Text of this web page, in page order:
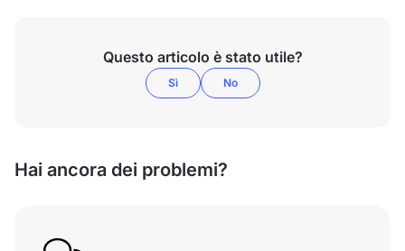
Questo articolo è stato utile?
Sì No
Hai ancora dei problemi?